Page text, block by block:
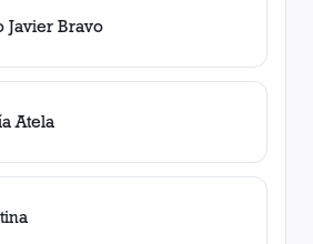
Javier Bravo
Atela